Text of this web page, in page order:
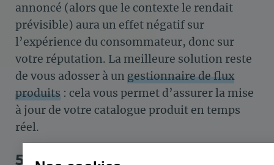
annoncé (alors que le contexte le rendait
prévisible) aura un effet négatif sur
l’expérience du consommateur, donc sur
votre réputation. La meilleure solution reste
de vous adosser à un gestionnaire de flux
produits : cela vous permet d’assurer la mise
à jour de votre catalogue produit en temps
réel.
5/ Garantissez une bonne